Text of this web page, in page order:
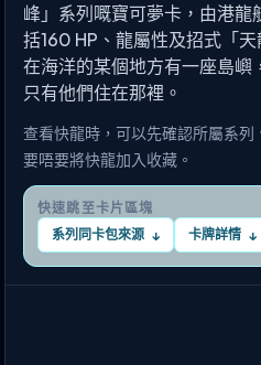
峰」系列嘅寶可夢卡，由港
括160 HP、龍屬性及招式「
在海洋的某個地方有一座島嶼
只有他們住在那裡。
查看快龍時，可以先確認所屬系
要唔要將快龍加入收藏。
快速跳至卡片區塊
系列同卡包來源 ↓ 卡牌詳情 ↓